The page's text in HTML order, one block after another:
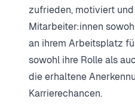
zufrieden, motiviert
Mitarbeiter:innen
an ihrem Arbeitsplatz
sowohl ihre Rolle als
die erhaltene
Karrierechancen.